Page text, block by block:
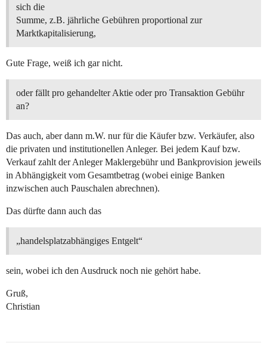
sich die
Summe, z.B. jährliche Gebühren proportional zur
Marktkapitalisierung,
Gute Frage, weiß ich gar nicht.
oder fällt pro gehandelter Aktie oder pro Transaktion Gebühr
an?
Das auch, aber dann m.W. nur für die Käufer bzw. Verkäufer, also
die privaten und institutionellen Anleger. Bei jedem Kauf bzw.
Verkauf zahlt der Anleger Maklergebühr und Bankprovision jeweils
in Abhängigkeit vom Gesamtbetrag (wobei einige Banken
inzwischen auch Pauschalen abrechnen).
Das dürfte dann auch das
„handelsplatzabhängiges Entgelt“
sein, wobei ich den Ausdruck noch nie gehört habe.
Gruß,
Christian